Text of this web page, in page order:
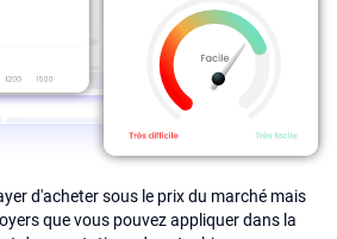
d'acheter sous le prix du marché mais
que vous pouvez appliquer dans la